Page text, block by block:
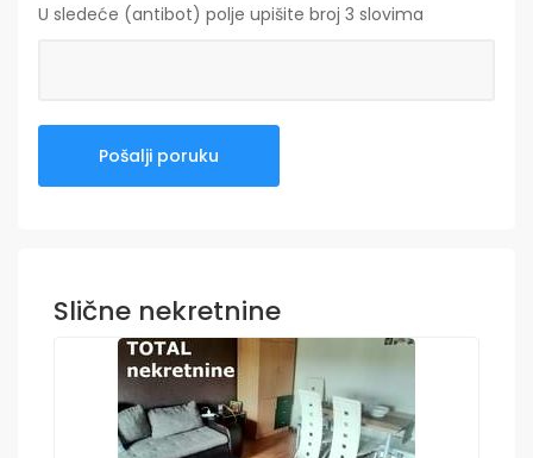
U sledeće (antibot) polje upišite broj 3 slovima
Slične nekretnine